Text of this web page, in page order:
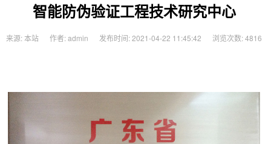
智能防伪验证工程技术研究中心
来源: 本站 作者: admin 发布时间: 2021-04-22 11:45:42 浏览次数: 4816